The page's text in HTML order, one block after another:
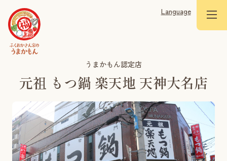
Language
うまかもん認定店
元祖 もつ鍋 楽天地 天神大名店